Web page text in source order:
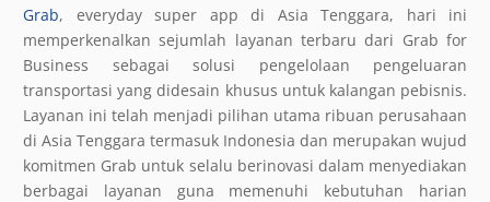
Grab, everyday super app di Asia Tenggara, hari ini
memperkenalkan sejumlah layanan terbaru dari Grab for
Business sebagai solusi pengelolaan pengeluaran
transportasi yang didesain khusus untuk kalangan pebisnis.
Layanan ini telah menjadi pilihan utama ribuan perusahaan
di Asia Tenggara termasuk Indonesia dan merupakan wujud
komitmen Grab untuk selalu berinovasi dalam menyediakan
berbagai layanan guna memenuhi kebutuhan harian